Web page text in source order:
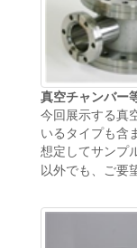
真空チャンバー
今回展示する真
いるタイプも含
想定してサンプ
以外でも、ご要